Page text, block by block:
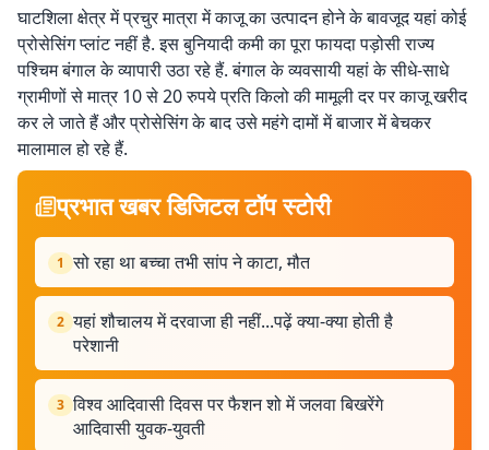
घाटशिला क्षेत्र में प्रचुर मात्रा में काजू का उत्पादन होने के बावजूद यहां कोई
प्रोसेसिंग प्लांट नहीं है. इस बुनियादी कमी का पूरा फायदा पड़ोसी राज्य
पश्चिम बंगाल के व्यापारी उठा रहे हैं. बंगाल के व्यवसायी यहां के सीधे-साधे
ग्रामीणों से मात्र 10 से 20 रुपये प्रति किलो की मामूली दर पर काजू खरीद
कर ले जाते हैं और प्रोसेसिंग के बाद उसे महंगे दामों में बाजार में बेचकर
मालामाल हो रहे हैं.
प्रभात खबर डिजिटल टॉप स्टोरी
1 सो रहा था बच्चा तभी सांप ने काटा, मौत
2 यहां शौचालय में दरवाजा ही नहीं...पढ़ें क्या-क्या होती है
परेशानी
3 विश्व आदिवासी दिवस पर फैशन शो में जलवा बिखरेंगे
आदिवासी युवक-युवती